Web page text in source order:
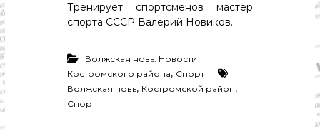
у
р
с
п
о
Тренирует спортсменов мастер
спорта СССР Валерий Новиков.
Волжская новь. Новости
Костромского района, Спорт
Волжская новь, Костромской район,
Спорт